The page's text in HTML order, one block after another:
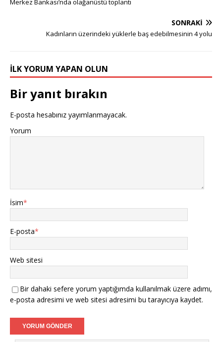
Merkez Bankası’nda olağanüstü toplantı
SONRAKI
Kadınların üzerindeki yüklerle baş edebilmesinin 4 yolu
İLK YORUM YAPAN OLUN
Bir yanıt bırakın
E-posta hesabınız yayımlanmayacak.
Yorum
İsim*
E-posta*
Web sitesi
Bir dahaki sefere yorum yaptığımda kullanılmak üzere adımı,
e-posta adresimi ve web sitesi adresimi bu tarayıcıya kaydet.